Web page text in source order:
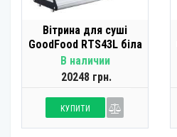
Вітрина для суші
GoodFood RTS43L біла
В наличии
20248 грн.
КУПИТИ